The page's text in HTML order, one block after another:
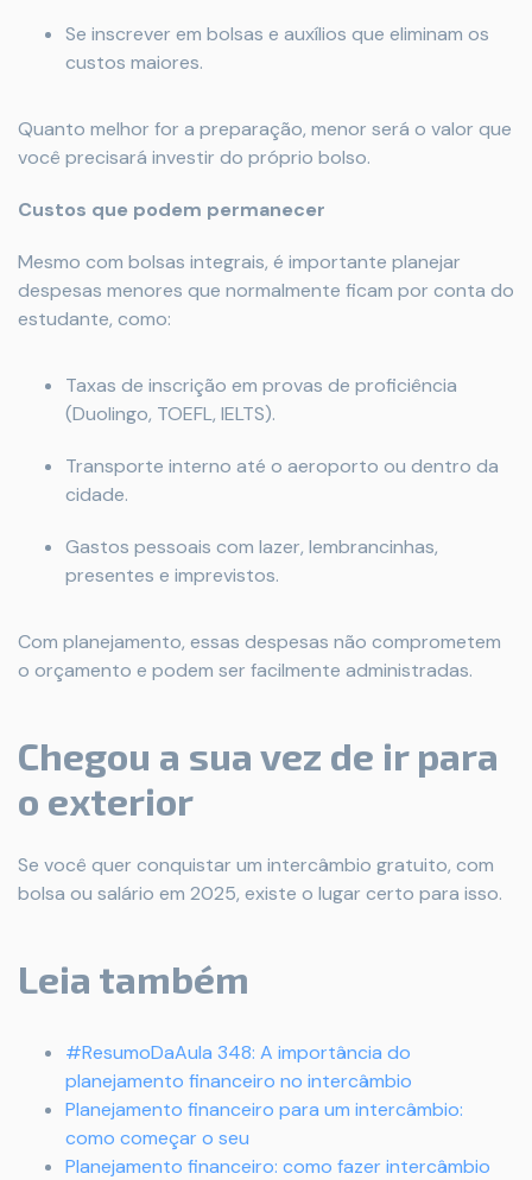
Se inscrever em bolsas e auxílios que eliminam os
custos maiores.
Quanto melhor for a preparação, menor será o valor que
você precisará investir do próprio bolso.
Custos que podem permanecer
Mesmo com bolsas integrais, é importante planejar
despesas menores que normalmente ficam por conta do
estudante, como:
Taxas de inscrição em provas de proficiência
(Duolingo, TOEFL, IELTS).
Transporte interno até o aeroporto ou dentro da
cidade.
Gastos pessoais com lazer, lembrancinhas,
presentes e imprevistos.
Com planejamento, essas despesas não comprometem
o orçamento e podem ser facilmente administradas.
Chegou a sua vez de ir para
o exterior
Se você quer conquistar um intercâmbio gratuito, com
bolsa ou salário em 2025, existe o lugar certo para isso.
Leia também
#ResumoDaAula 348: A importância do
planejamento financeiro no intercâmbio
Planejamento financeiro para um intercâmbio:
como começar o seu
Planejamento financeiro: como fazer intercâmbio